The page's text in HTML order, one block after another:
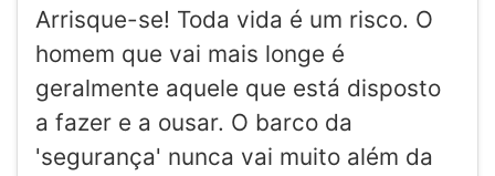
Arrisque-se! Toda vida é um risco. O
homem que vai mais longe é
geralmente aquele que está disposto
a fazer e a ousar. O barco da
'segurança' nunca vai muito além da